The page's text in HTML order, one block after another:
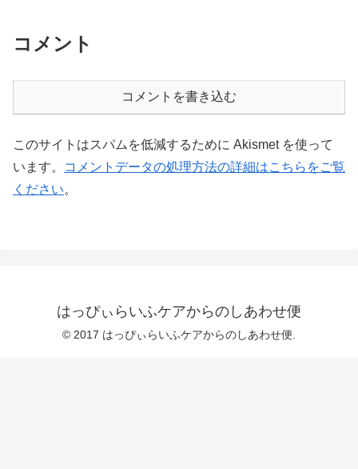
コメント
コメントを書き込む
このサイトはスパムを低減するために Akismet を使って
います。
コメントデータの処理方法の詳細はこちらをご覧
ください。
はっぴぃらいふケアからのしあわせ便
© 2017 はっぴぃらいふケアからのしあわせ便.